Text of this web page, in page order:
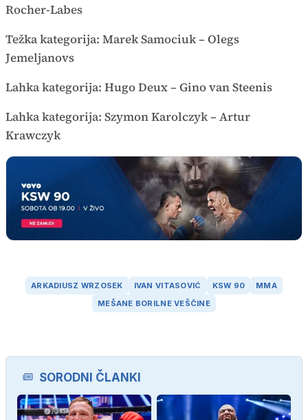
Rocher-Labes
Težka kategorija: Marek Samociuk – Olegs
Jemeljanovs
Lahka kategorija: Hugo Deux – Gino van Steenis
Lahka kategorija: Szymon Karolczyk – Artur
Krawczyk
ARKADIUSZ WRZOSEK IVAN VITASOVIĆ KSW 90
MMA
MEŠANE BORILNE VEŠČINE
SORODNI ČLANKI